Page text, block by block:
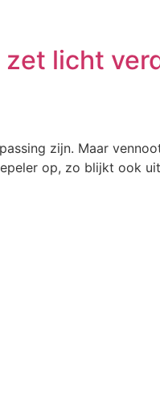
licht
zijn. Maar
op, zo blijkt ook